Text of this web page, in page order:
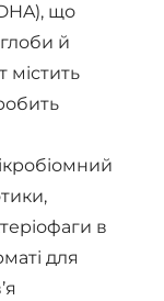
що
й
містить
в
для